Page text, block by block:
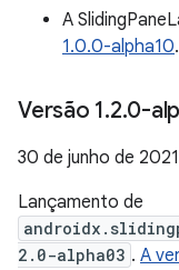
A
1.0.0-alpha10.
Versão 1.2.0-
30 de junho de 2021
Lançamento de
2.0-alpha03 . A